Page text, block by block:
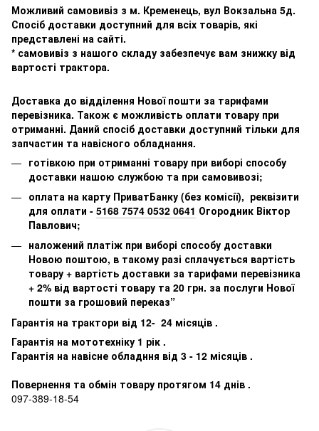
Можливий самовивіз з м. Кременець, вул Вокзальна 5д.
Спосіб доставки доступний для всіх товарів, які
представлені на сайті.
* самовивіз з нашого складу забезпечує вам знижку від
вартості трактора.
Доставка до відділення Нової пошти за тарифами
перевізника. Також є можливість оплати товару при
отриманні. Даний спосіб доставки доступний тільки для
запчастин та навісного обладнання.
готівкою при отриманні товару при виборі способу
доставки нашою службою та при самовивозі;
оплата на карту ПриватБанку (без комісії), реквізити
для оплати - 5168 7574 0532 0641 Огородник Віктор
Павлович;
наложений платіж при виборі способу доставки
Новою поштою, в такому разі сплачується вартість
товару + вартість доставки за тарифами перевізника
+ 2% від вартості товару та 20 грн. за послуги Нової
пошти за грошовий переказ”
Гарантія на трактори від 12- 24 місяців .
Гарантія на мототехніку 1 рік .
Гарантія на навісне обладння від 3 - 12 місяців .
Повернення та обмін товару протягом 14 днів .
097-389-18-54